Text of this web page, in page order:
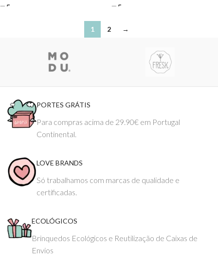
1 2 →
PORTES GRÁTIS
Para compras acima de 29.90€ em Portugal
Continental.
LOVE BRANDS
Só trabalhamos com marcas de qualidade e
certificadas.
ECOLÓGICOS
Brinquedos Ecológicos e Reutilização de Caixas de
Envios